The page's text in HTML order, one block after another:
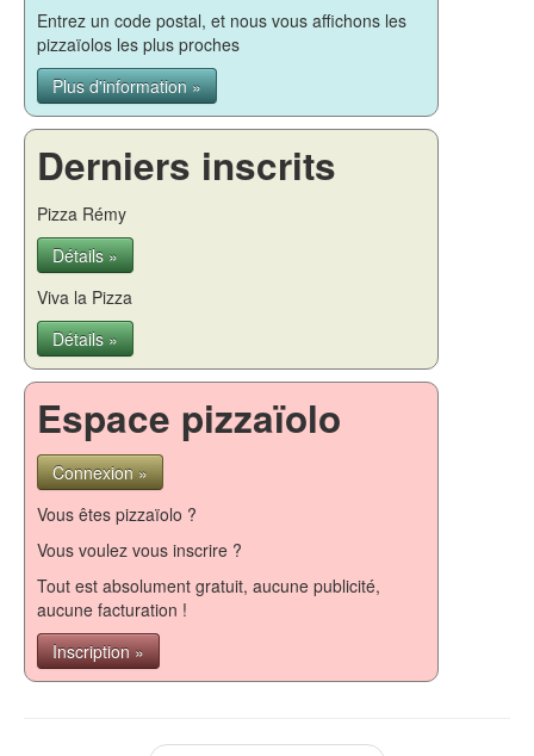
Entrez un code postal, et nous vous affichons les
pizzaïolos les plus proches
Plus d'information »
Derniers inscrits
Pizza Rémy
Détails »
Viva la Pizza
Détails »
Espace pizzaïolo
Connexion »
Vous êtes pizzaïolo ?
Vous voulez vous inscrire ?
Tout est absolument gratuit, aucune publicité,
aucune facturation !
Inscription »